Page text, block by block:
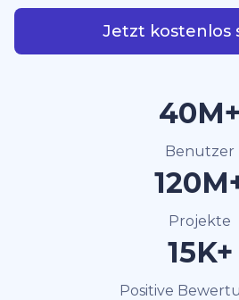
Jetzt kostenlos
40M+
Benutzer
Projekte
15K+
Positive